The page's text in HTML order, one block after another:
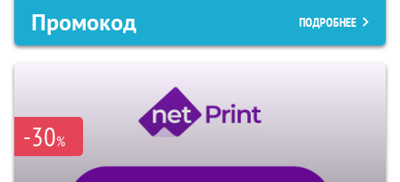
Промокод ПОДРОБНЕЕ
-30%